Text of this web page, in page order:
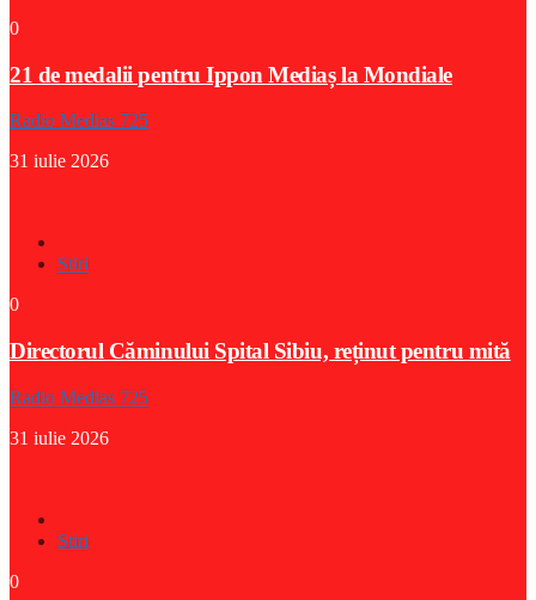
0
21 de medalii pentru Ippon Mediaș la Mondiale
Radio Medias 725
31 iulie 2026
Stiri
0
Directorul Căminului Spital Sibiu, reținut pentru mită
Radio Medias 725
31 iulie 2026
Stiri
0